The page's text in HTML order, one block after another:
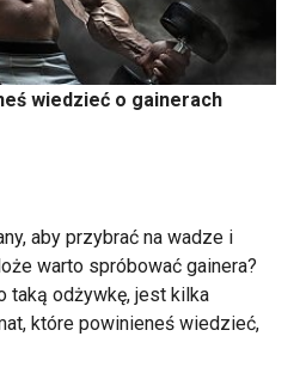
wiedzieć o gainerach
aby przybrać na wadze i
warto spróbować gainera?
taką odżywkę, jest kilka
które powinieneś wiedzieć,